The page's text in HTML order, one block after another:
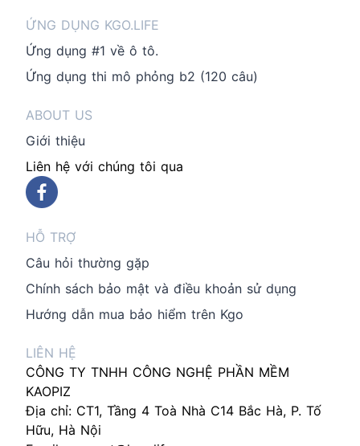
ỨNG DỤNG KGO.LIFE
Ứng dụng #1 về ô tô.
Ứng dụng thi mô phỏng b2 (120 câu)
ABOUT US
Giới thiệu
Liên hệ với chúng tôi qua
HỖ TRỢ
Câu hỏi thường gặp
Chính sách bảo mật và điều khoản sử dụng
Hướng dẫn mua bảo hiểm trên Kgo
LIÊN HỆ
CÔNG TY TNHH CÔNG NGHỆ PHẦN MỀM
KAOPIZ
Địa chỉ: CT1, Tầng 4 Toà Nhà C14 Bắc Hà, P. Tố
Hữu, Hà Nội